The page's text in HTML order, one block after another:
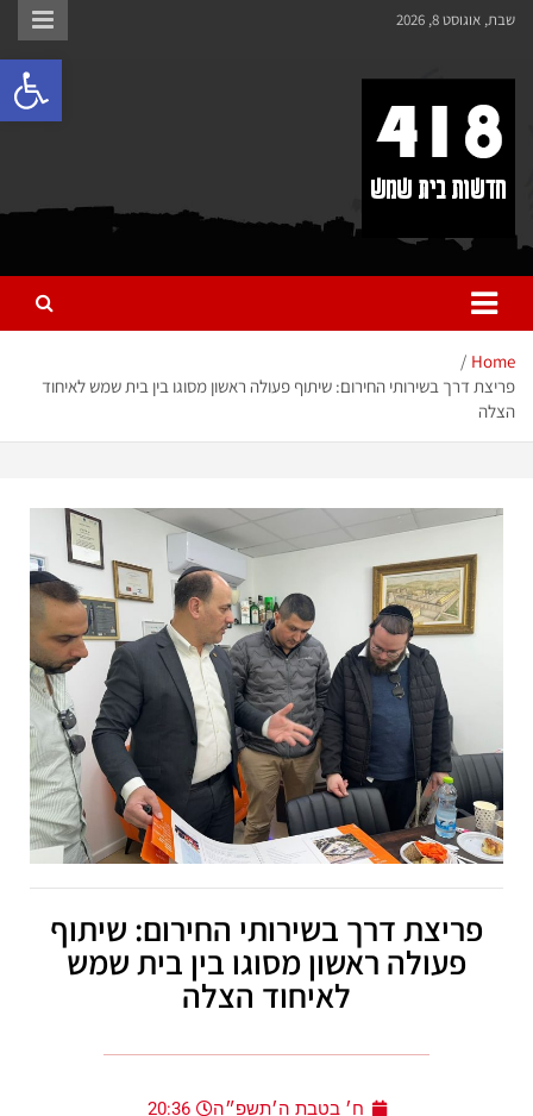
לתוכן
שבת, אוגוסט 8, 2026
418 – חדשות בית שמש
כל מה שחדש ומעניין בבית שמש בכלל והחרדית בפרט
Home
פריצת דרך בשירותי החירום: שיתוף פעולה ראשון מסוגו בין בית שמש לאיחוד
הצלה
פריצת דרך בשירותי החירום: שיתוף
פעולה ראשון מסוגו בין בית שמש
לאיחוד הצלה
ח׳ בטבת ה׳תשפ״ה 20:36